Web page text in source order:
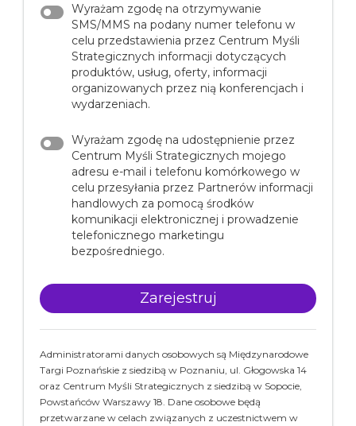
Wyrażam zgodę na otrzymywanie
SMS/MMS na podany numer telefonu w
celu przedstawienia przez Centrum Myśli
Strategicznych informacji dotyczących
produktów, usług, oferty, informacji
organizowanych przez nią konferencjach i
wydarzeniach.
Wyrażam zgodę na udostępnienie przez
Centrum Myśli Strategicznych mojego
adresu e-mail i telefonu komórkowego w
celu przesyłania przez Partnerów informacji
handlowych za pomocą środków
komunikacji elektronicznej i prowadzenie
telefonicznego marketingu
bezpośredniego.
Administratorami danych osobowych są Międzynarodowe
Targi Poznańskie z siedzibą w Poznaniu, ul. Głogowska 14
oraz Centrum Myśli Strategicznych z siedzibą w Sopocie,
Powstańców Warszawy 18. Dane osobowe będą
przetwarzane w celach związanych z uczestnictwem w